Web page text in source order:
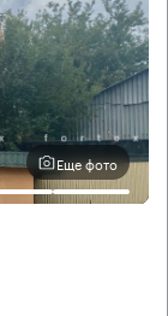
Еще фото